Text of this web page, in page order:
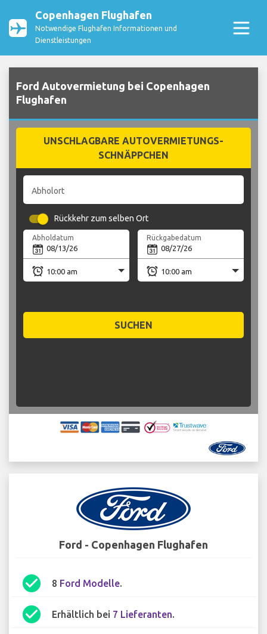
Copenhagen Flughafen
Notwendige Flughafen Informationen und
Dienstleistungen
Ford Autovermietung bei Copenhagen
Flughafen
UNSCHLAGBARE AUTOVERMIETUNGS-
SCHNÄPPCHEN
Abholort
Rückkehr zum selben Ort
Abholdatum Rückgabedatum
SUCHEN
Ford - Copenhagen Flughafen
check_circle 8 Ford Modelle.
check_circle Erhältlich bei 7 Lieferanten.